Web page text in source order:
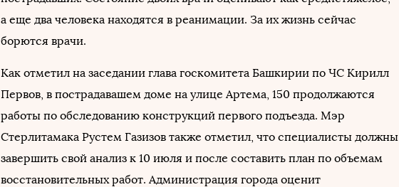
а еще два человека находятся в реанимации. За их жизнь сейчас
борются врачи.
Как отметил на заседании глава госкомитета Башкирии по ЧС Кирилл
Первов, в пострадавашем доме на улице Артема, 150 продолжаются
работы по обследованию конструкций первого подъезда. Мэр
Стерлитамака Рустем Газизов также отметил, что специалисты должны
завершить свой анализ к 10 июля и после составить план по объемам
восстановительных работ. Администрация города оценит